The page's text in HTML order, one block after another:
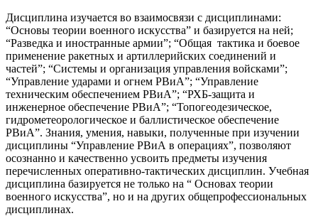
Дисциплина изучается во взаимосвязи с дисциплинами:
“Основы теории военного искусства” и базируется на ней;
“Разведка и иностранные армии”; “Общая тактика и боевое
применение ракетных и артиллерийских соединений и
частей”; “Системы и организация управления войсками”;
“Управление ударами и огнем РВиА”; “Управление
техническим обеспечением РВиА”; “РХБ-защита и
инженерное обеспечение РВиА”; “Топогеодезическое,
гидрометеорологическое и баллистическое обеспечение
РВиА”. Знания, умения, навыки, полученные при изучении
дисциплины “Управление РВиА в операциях”, позволяют
осознанно и качественно усвоить предметы изучения
перечисленных оперативно-тактических дисциплин. Учебная
дисциплина базируется не только на “ Основах теории
военного искусства”, но и на других общепрофессиональных
дисциплинах.